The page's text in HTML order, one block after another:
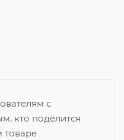
с
кто поделится
товаре